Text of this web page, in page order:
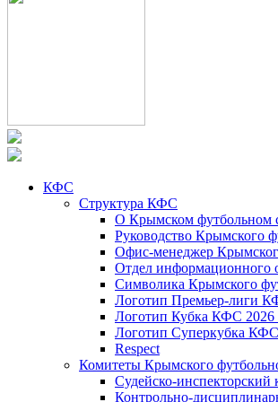
КФС
Структура КФС
О Крымском футбольном
Руководство Крымского
Офис-менеджер
Отдел информационного
Символика Крымского
Логотип Премьер-лиги
Логотип Кубка КФС 2026
Логотип Суперкубка КФС
Respect
Комитеты Крымского
Судейско-инспекторский
Контрольно-